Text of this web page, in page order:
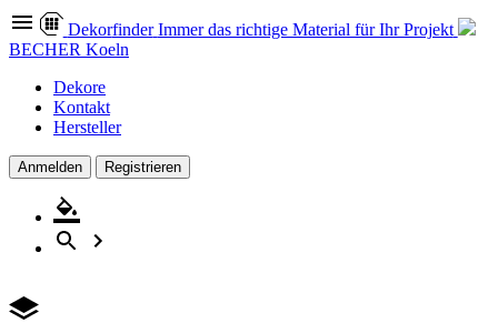
Dekorfinder Immer das richtige Material für Ihr Projekt
BECHER Koeln
Dekore
Kontakt
Hersteller
Anmelden Registrieren